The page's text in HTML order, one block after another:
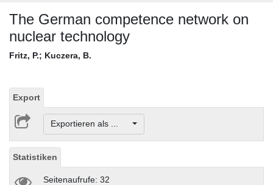
The German competence network on
nuclear technology
Fritz, P.; Kuczera, B.
Export
Exportieren als ...
Statistiken
Seitenaufrufe: 32